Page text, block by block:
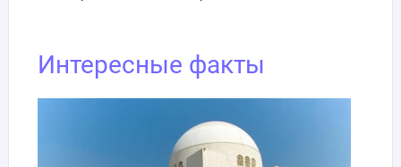
Интересные факты